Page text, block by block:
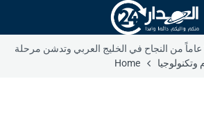
“إكسينا” تحتفل بمرور 15 عاماً من النجاح في الخليج العربي وتدشن مرحلة
وتكنولوجيا Home